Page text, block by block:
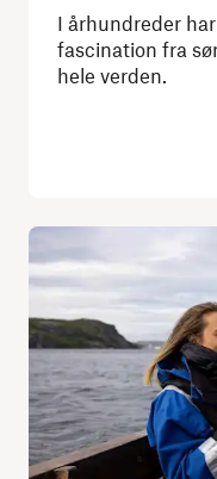
I århundreder
fascination fra
hele verden.